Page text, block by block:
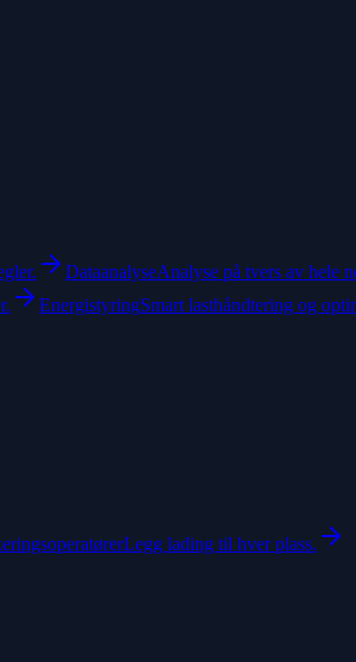
DataanalyseAnalyse på tvers av hele
EnergistyringSmart lasthåndtering og
Legg lading til hver plass.